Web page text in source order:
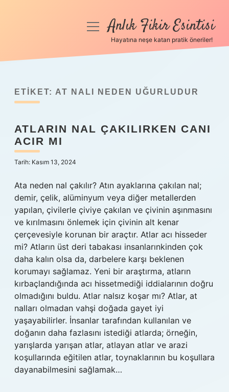
Anasayfa
Yasal Uyarı
Hakkımızda
menüyüAnlık Fikir Esintisi
Hayatına neşe katan pratik öneriler!
ETIKET: AT NALI NEDEN UĞURLUDUR
ATLARIN NAL ÇAKILIRKEN CANI
ACIR MI
Tarih: Kasım 13, 2024
Ata neden nal çakılır? Atın ayaklarına çakılan nal;
demir, çelik, alüminyum veya diğer metallerden
yapılan, çivilerle çiviye çakılan ve çivinin aşınmasını
ve kırılmasını önlemek için çivinin alt kenar
çerçevesiyle korunan bir araçtır. Atlar acı hisseder
mi? Atların üst deri tabakası insanlarınkinden çok
daha kalın olsa da, darbelere karşı beklenen
korumayı sağlamaz. Yeni bir araştırma, atların
kırbaçlandığında acı hissetmediği iddialarının doğru
olmadığını buldu. Atlar nalsız koşar mı? Atlar, at
nalları olmadan vahşi doğada gayet iyi
yaşayabilirler. İnsanlar tarafından kullanılan ve
doğanın daha fazlasını istediği atlarda; örneğin,
yarışlarda yarışan atlar, atlayan atlar ve arazi
koşullarında eğitilen atlar, toynaklarının bu koşullara
dayanabilmesini sağlamak…